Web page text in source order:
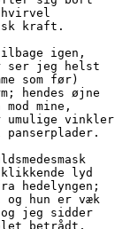
hvirvel
kraft.
igen,
ser jeg helst
som før)
arm; hendes øjne
mod mine,
umulige vinkler
i panserplader.
klikkende lyd
fra hedelyngen;
og hun er væk
og jeg sidder
betrådt,